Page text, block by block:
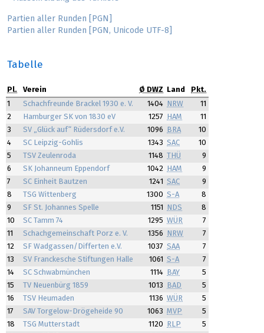
Partien aller Runden [PGN]
Partien aller Runden [PGN, Unicode UTF-8]
Tabelle
Pl. Verein Ø DWZ Land
Pkt.
1
Schachfreunde Brackel 1930 e. V. 1404 NRW
11
2
Hamburger SK von 1830 eV 1257 HAM
11
3
SV „Glück auf“ Rüdersdorf e.V. 1096 BRA
10
4
SC Leipzig-Gohlis 1343 SAC
10
5
TSV Zeulenroda 1148 THÜ
9
6
SK Johanneum Eppendorf 1042 HAM
9
7
SC Einheit Bautzen 1241 SAC
9
8
TSG Wittenberg 1300 S-A
8
9
SF St. Johannes Spelle 1151 NDS
8
10
SC Tamm 74 1295 WÜR
7
11
Schachgemeinschaft Porz e. V. 1356 NRW
7
12
SF Wadgassen/Differten e.V. 1037 SAA
7
13
SV Franckesche Stiftungen Halle 1061 S-A
7
14
SC Schwabmünchen 1114 BAY
5
15
TV Neuenbürg 1859 1013 BAD
5
16
TSV Heumaden 1136 WÜR
5
17
SAV Torgelow-Drögeheide 90 1063 MVP
5
18
TSG Mutterstadt 1120 RLP
5